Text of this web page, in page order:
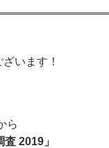
います！
ら
2019」